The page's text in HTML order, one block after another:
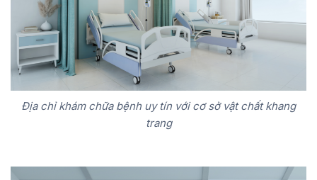
Địa chỉ khám chữa bệnh uy tín với cơ sở vật chất khang
trang